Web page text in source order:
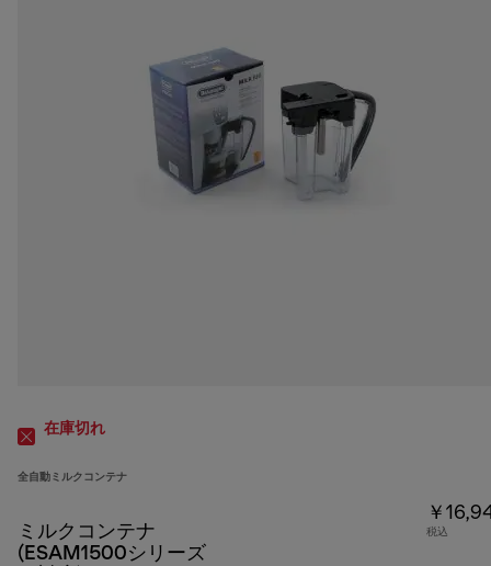
在庫切れ
全自動ミルクコンテナ
ミルクコンテナ
(ESAM1500シリーズ
￥
税込